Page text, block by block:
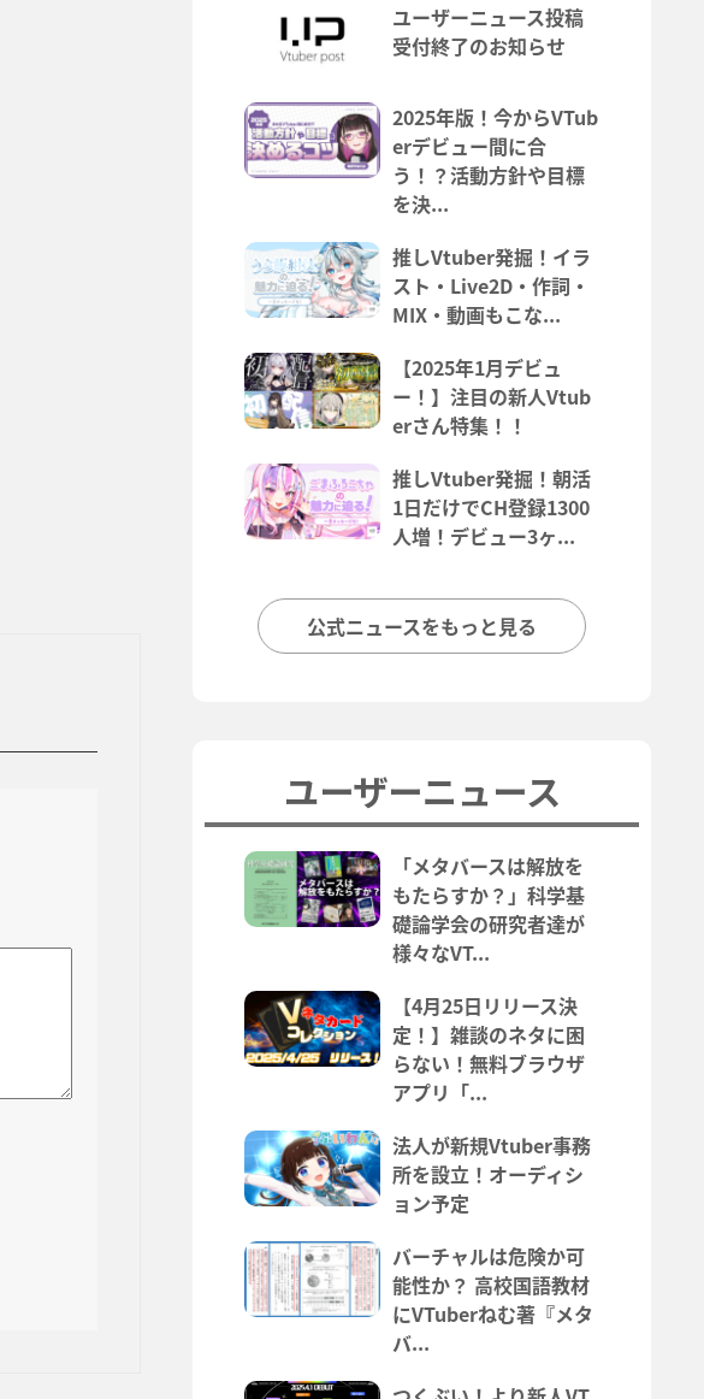
ユーザーニュース投稿
受付終了のお知らせ
2025年版！今からVTub
erデビュー間に合
う！？活動方針や目標
を決...
推しVtuber発掘！イラ
スト・Live2D・作詞・
MIX・動画もこな...
【2025年1月デビュ
ー！】注目の新人Vtub
erさん特集！！
推しVtuber発掘！朝活
1日だけでCH登録1300
人増！デビュー3ヶ...
公式ニュースをもっと見る
ユーザーニュース
「メタバースは解放を
もたらすか？」科学基
礎論学会の研究者達が
様々なVT...
【4月25日リリース決
定！】雑談のネタに困
らない！無料ブラウザ
アプリ「...
法人が新規Vtuber事務
所を設立！オーディシ
ョン予定
バーチャルは危険か可
能性か？ 高校国語教材
にVTuberねむ著『メタ
バ...